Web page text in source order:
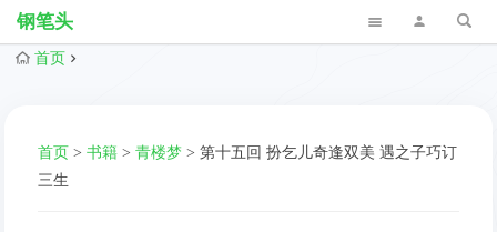
钢笔头
首页
首页 >书籍 >青楼梦 >第十五回 扮乞儿奇逢双美 遇之子巧订
三生